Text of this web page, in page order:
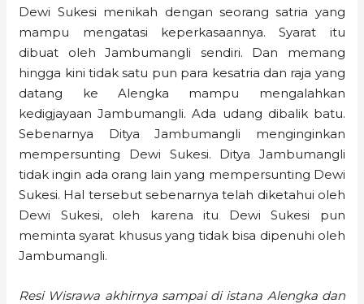
Dewi Sukesi menikah dengan seorang satria yang
mampu mengatasi keperkasaannya. Syarat itu
dibuat oleh Jambumangli sendiri. Dan memang
hingga kini tidak satu pun para kesatria dan raja yang
datang ke Alengka mampu mengalahkan
kedigjayaan Jambumangli. Ada udang dibalik batu.
Sebenarnya Ditya Jambumangli menginginkan
mempersunting Dewi Sukesi. Ditya Jambumangli
tidak ingin ada orang lain yang mempersunting Dewi
Sukesi. Hal tersebut sebenarnya telah diketahui oleh
Dewi Sukesi, oleh karena itu Dewi Sukesi pun
meminta syarat khusus yang tidak bisa dipenuhi oleh
Jambumangli.
Resi Wisrawa akhirnya sampai di istana Alengka dan